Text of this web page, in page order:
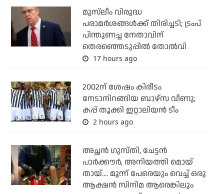
മുസ്‌ലീം വിരുദ്ധ
പരാമര്‍ശങ്ങള്‍ക്ക് തിരിച്ചടി; ട്രംപ്
പിന്തുണച്ച നേതാവിന്
തെരഞ്ഞെടുപ്പില്‍ തോല്‍വി
17 hours ago
2002ന് ശേഷം കിരീടം
നേടാനിറങ്ങിയ ബാഴ്സ വീണു;
കപ്പ് തൂക്കി ഇറ്റാലിയൻ ടീം
2 hours ago
അച്ഛന്‍ ഗുസ്തി, ചേട്ടന്‍
പാര്‍ക്കൗര്‍, അനിയത്തി മൊയ്
തായ്.... മൂന്ന് പേരെയും വെച്ച് ഒരു
ആക്ഷന്‍ സിനിമ ആരെങ്കിലും